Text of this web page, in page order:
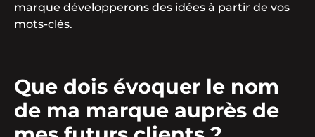
marque développerons des idées à partir de vos
mots-clés.
Que dois évoquer le nom
de ma marque auprès de